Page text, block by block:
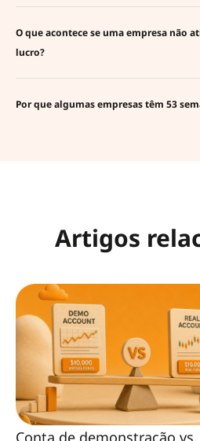
O que acontece se uma empresa não
lucro?
Por que algumas empresas têm 53
Artigos
Conta de demonstração